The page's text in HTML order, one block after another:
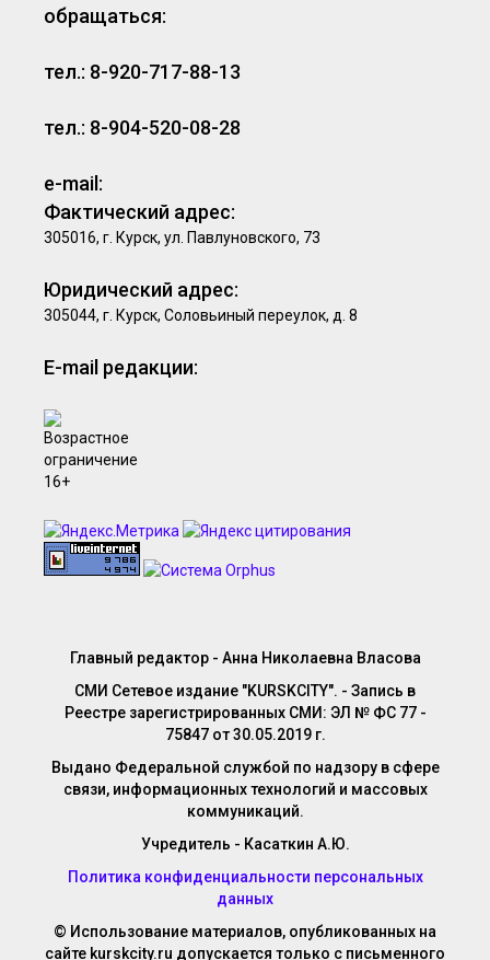
обращаться:
тел.: 8-920-717-88-13
тел.: 8-904-520-08-28
e-mail:
Фактический адрес:
305016, г. Курск, ул. Павлуновского, 73
Юридический адрес:
305044, г. Курск, Соловьиный переулок, д. 8
E-mail редакции:
Главный редактор - Анна Николаевна Власова
СМИ Сетевое издание "KURSKCITY". - Запись в
Реестре зарегистрированных СМИ: ЭЛ № ФС 77 -
75847 от 30.05.2019 г.
Выдано Федеральной службой по надзору в сфере
связи, информационных технологий и массовых
коммуникаций.
Учредитель - Касаткин А.Ю.
Политика конфиденциальности персональных
данных
© Использование материалов, опубликованных на
сайте kurskcity.ru допускается только с письменного